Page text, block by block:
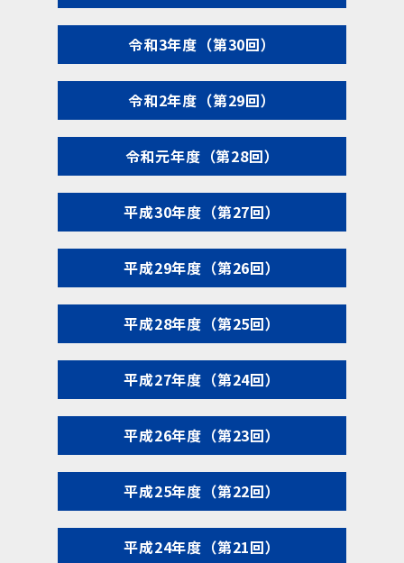
令和3年度（第30回）
令和2年度（第29回）
令和元年度（第28回）
平成30年度（第27回）
平成29年度（第26回）
平成28年度（第25回）
平成27年度（第24回）
平成26年度（第23回）
平成25年度（第22回）
平成24年度（第21回）